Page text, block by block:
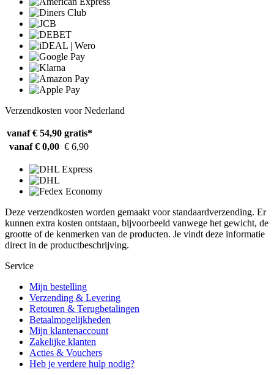
Verzendkosten voor Nederland
vanaf € 54,90 gratis*
vanaf € 0,00 € 6,90
Deze verzendkosten worden gemaakt voor standaardverzending. Er
kunnen extra kosten ontstaan, bijvoorbeeld vanwege het gewicht, de
grootte of de kenmerken van de producten. Je vindt deze informatie
direct in de productbeschrijving.
Service
Mijn bestelling
Verzending & Levering
Retouren & Terugbetalingen
Betaalmogelijkheden
Mijn klantenaccount
Zakelijke klanten
Acties & Vouchers
Heb je verdere hulp nodig?